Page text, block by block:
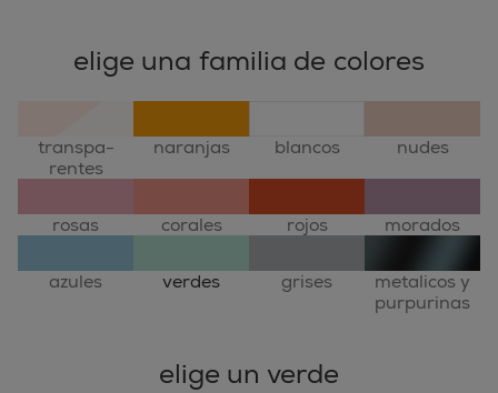
elige una familia de colores
transpa-
rentes
naranjas blancos nudes
rosas corales rojos morados
azules verdes grises
metalicos y
purpurinas
elige un verde